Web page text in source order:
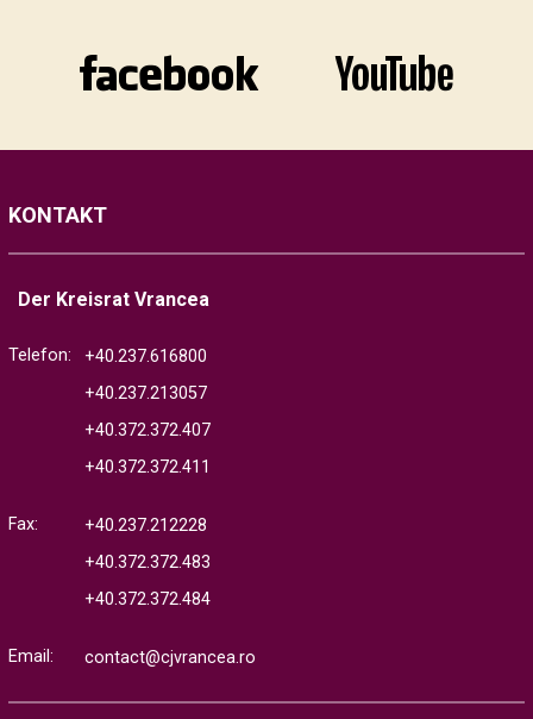
KONTAKT
Der Kreisrat Vrancea
Telefon:
+40.237.616800
+40.237.213057
+40.372.372.407
+40.372.372.411
Fax:
+40.237.212228
+40.372.372.483
+40.372.372.484
Email: contact@cjvrancea.ro